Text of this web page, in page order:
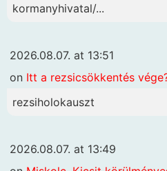
kormanyhivatal/...
2026.08.07. at 13:51
on Itt a rezsicsökkentés
rezsiholokauszt
2026.08.07. at 13:49